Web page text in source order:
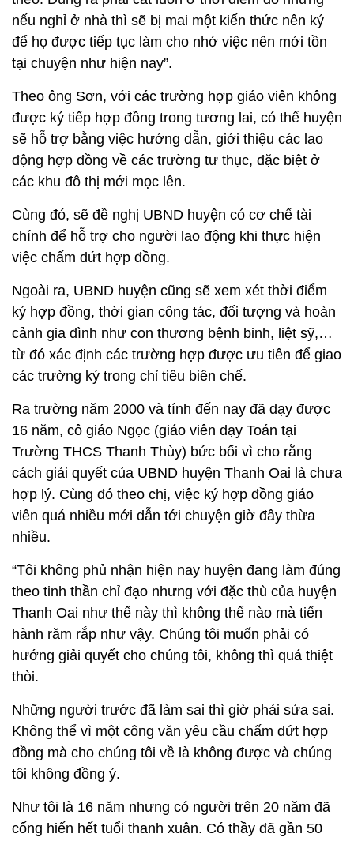
nếu nghỉ ở nhà thì sẽ bị mai một kiến thức nên ký
để họ được tiếp tục làm cho nhớ việc nên mới tồn
tại chuyện như hiện nay”.
Theo ông Sơn, với các trường hợp giáo viên không
được ký tiếp hợp đồng trong tương lai, có thể huyện
sẽ hỗ trợ bằng việc hướng dẫn, giới thiệu các lao
động hợp đồng về các trường tư thục, đặc biệt ở
các khu đô thị mới mọc lên.
Cùng đó, sẽ đề nghị UBND huyện có cơ chế tài
chính để hỗ trợ cho người lao động khi thực hiện
việc chấm dứt hợp đồng.
Ngoài ra, UBND huyện cũng sẽ xem xét thời điểm
ký hợp đồng, thời gian công tác, đối tượng và hoàn
cảnh gia đình như con thương bệnh binh, liệt sỹ,…
từ đó xác định các trường hợp được ưu tiên để giao
các trường ký trong chỉ tiêu biên chế.
Ra trường năm 2000 và tính đến nay đã dạy được
16 năm, cô giáo Ngọc (giáo viên dạy Toán tại
Trường THCS Thanh Thùy) bức bối vì cho rằng
cách giải quyết của UBND huyện Thanh Oai là chưa
hợp lý. Cùng đó theo chị, việc ký hợp đồng giáo
viên quá nhiều mới dẫn tới chuyện giờ đây thừa
nhiều.
“Tôi không phủ nhận hiện nay huyện đang làm đúng
theo tinh thần chỉ đạo nhưng với đặc thù của huyện
Thanh Oai như thế này thì không thể nào mà tiến
hành răm rắp như vậy. Chúng tôi muốn phải có
hướng giải quyết cho chúng tôi, không thì quá thiệt
thòi.
Những người trước đã làm sai thì giờ phải sửa sai.
Không thể vì một công văn yêu cầu chấm dứt hợp
đồng mà cho chúng tôi về là không được và chúng
tôi không đồng ý.
Như tôi là 16 năm nhưng có người trên 20 năm đã
cống hiến hết tuổi thanh xuân. Có thầy đã gần 50